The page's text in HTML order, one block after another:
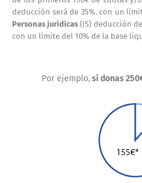
deducción será de 35%. con un
Personas jurídicas (IS) deducción
con un límite del 10% de la base
Por ejemplo,si donas